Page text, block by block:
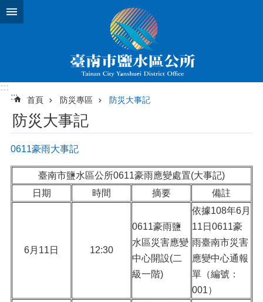
跳到主要內容區塊
:::
:::
首頁 防災專區 防災大事記
防災大事記
0611豪雨大事記
臺南市鹽水區公所0611豪雨應變處置(大事記)
日期
時間 摘要 備註
6月11日 12:30
0611豪雨鹽
水區災害應變
中心開設(二
級一階)
依據108年6月
11日0611豪
雨臺南市災害
應變中心通報
單（編號：
001）